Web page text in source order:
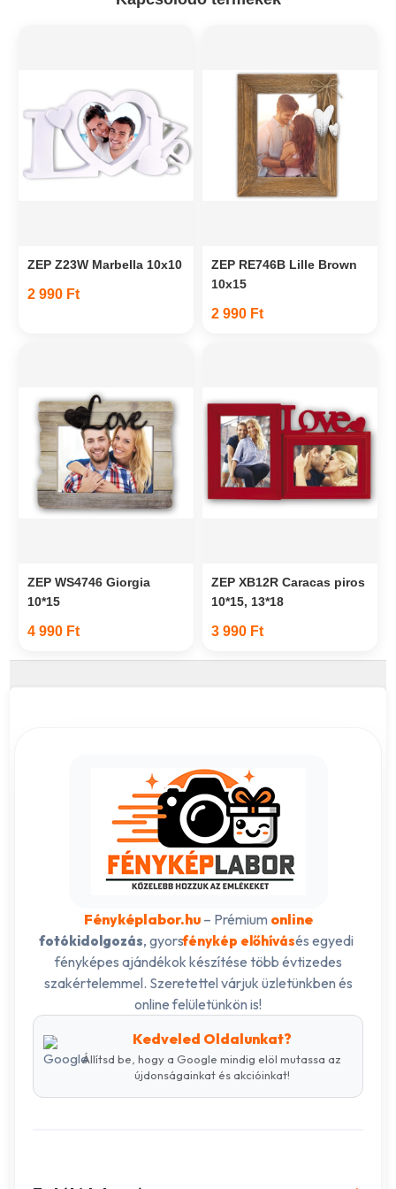
ZEP Z23W Marbella 10x10
2 990 Ft
ZEP RE746B Lille Brown
10x15
2 990 Ft
ZEP WS4746 Giorgia
10*15
4 990 Ft
ZEP XB12R Caracas piros
10*15, 13*18
3 990 Ft
Fényképlabor.hu– Prémium online
fotókidolgozás, gyorsfénykép előhívásés egyedi
fényképes ajándékok készítése több évtizedes
szakértelemmel. Szeretettel várjuk üzletünkben és
online felületünkön is!
Kedveled Oldalunkat?
Állítsd be, hogy a Google mindig elöl mutassa az
újdonságainkat és akcióinkat!